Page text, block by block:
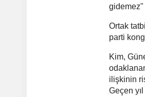
gidemez"
Ortak
parti
Kim,
ilişkinin
Geçen